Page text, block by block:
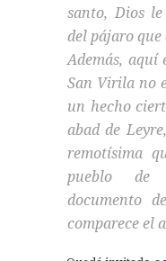
santo, Dios
del pájaro que
Además, aquí
San Virila no
un hecho
abad de
remotísima
pueblo de
documento
comparece el